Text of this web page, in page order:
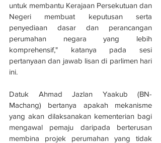
untuk membantu Kerajaan Persekutuan dan
Negeri membuat keputusan serta
penyediaan dasar dan perancangan
perumahan negara yang lebih
komprehensif," katanya pada sesi
pertanyaan dan jawab lisan di parlimen hari
ini.
Datuk Ahmad Jazlan Yaakub (BN-
Machang) bertanya apakah mekanisme
yang akan dilaksanakan kementerian bagi
mengawal pemaju daripada berterusan
membina projek perumahan yang tidak